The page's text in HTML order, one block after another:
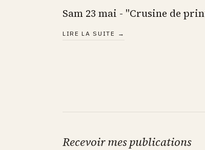
Sam 23 mai - "Crusine de
LIRE LA SUITE →
Recevoir mes publications